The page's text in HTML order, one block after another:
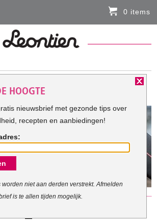
bij uitstek om te gaan
crashdieet, nee het kan
zijn een
en geven je stofwisseling
0 items
ruilen
HOOGTE
nieuwsbrief met gezonde tips over
recepten en aanbiedingen!
niet aan derden verstrekt. Afmelden
is te allen tijden mogelijk.